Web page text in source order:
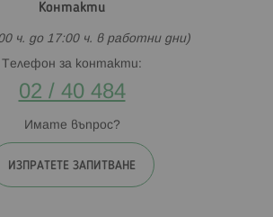
Контакти
ч. до 17:00 ч. в работни дни)
Телефон за контакти:
02 / 40 484
Имате въпрос?
ИЗПРАТЕТЕ ЗАПИТВАНЕ